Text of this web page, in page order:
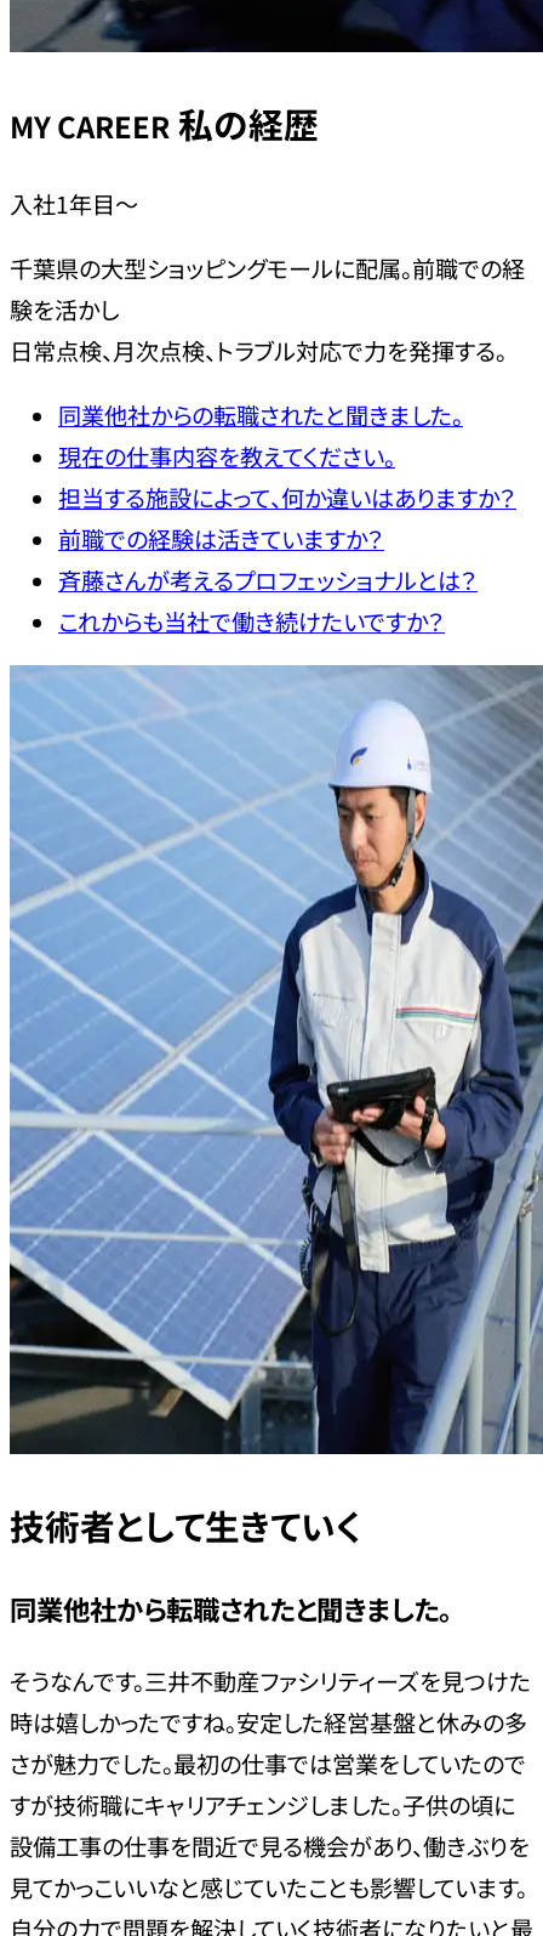
MY CAREER 私の経歴
入社1年目〜
千葉県の大型ショッピングモールに配属。前職での経
験を活かし
日常点検、月次点検、トラブル対応で力を発揮する。
同業他社からの転職されたと聞きました。
現在の仕事内容を教えてください。
担当する施設によって、何か違いはありますか？
前職での経験は活きていますか？
斉藤さんが考えるプロフェッショナルとは？
これからも当社で働き続けたいですか？
技術者として生きていく
同業他社から転職されたと聞きました。
そうなんです。三井不動産ファシリティーズを見つけた
時は嬉しかったですね。安定した経営基盤と休みの多
さが魅力でした。最初の仕事では営業をしていたので
すが技術職にキャリアチェンジしました。子供の頃に
設備工事の仕事を間近で見る機会があり、働きぶりを
見てかっこいいなと感じていたことも影響しています。
自分の力で問題を解決していく技術者になりたいと最